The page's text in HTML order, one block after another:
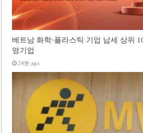
베트남 화학·플라스틱 기업 납세 상위
영기업
24분 ago